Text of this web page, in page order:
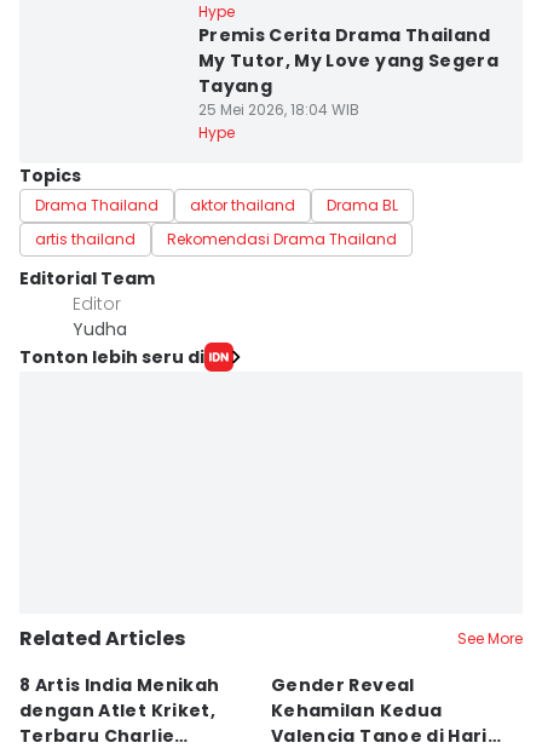
Hype
Premis Cerita Drama Thailand
My Tutor, My Love yang Segera
Tayang
25 Mei 2026, 18:04 WIB
Hype
Topics
Drama Thailand aktor thailand
Drama BL
artis thailand
Rekomendasi Drama Thailand
Editorial Team
Editor
Yudha ‎
Tonton lebih seru di
Related Articles See More
8 Artis India Menikah
dengan Atlet Kriket,
Terbaru Charlie
Gender Reveal
Kehamilan Kedua
Valencia Tanoe di Hari